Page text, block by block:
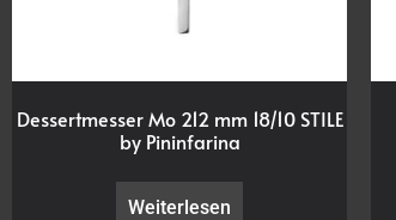
Dessertmesser Mo 212 mm 18/10 STILE
by Pininfarina
Weiterlesen